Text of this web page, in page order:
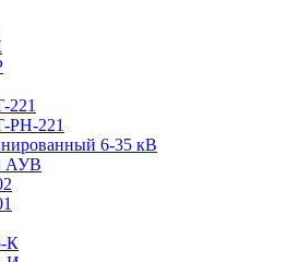
221
6-35 кВ
АУВ
К